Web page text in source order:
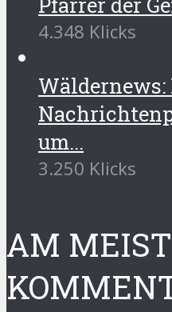
4.348 Klicks
Wäldernews:
um...
3.250 Klicks
AM